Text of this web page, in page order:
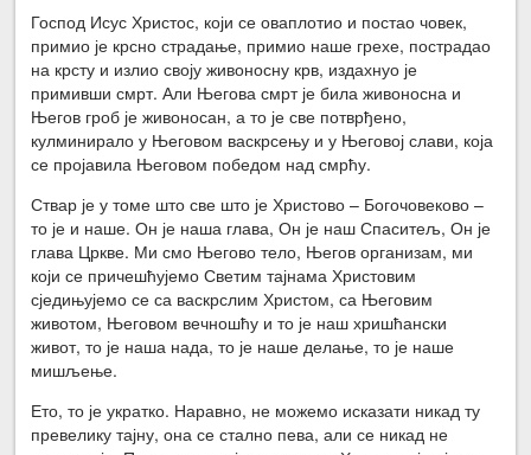
Господ Исус Христос, који се оваплотио и постао човек,
примио је крсно страдање, примио наше грехе, пострадао
на крсту и излио своју живоносну крв, издахнуо је
примивши смрт. Али Његова смрт је била живоносна и
Његов гроб је живоносан, а то је све потврђено,
кулминирало у Његовом васкрсењу и у Његовој слави, која
се пројавила Његовом победом над смрћу.
Ствар је у томе што све што је Христово – Богочовеково –
то је и наше. Он је наша глава, Он је наш Спаситељ, Он је
глава Цркве. Ми смо Његово тело, Његов организам, ми
који се причешћујемо Светим тајнама Христовим
сједињујемо се са васкрслим Христом, са Његовим
животом, Његовом вечношћу и то је наш хришћански
живот, то је наша нада, то је наше делање, то је наше
мишљење.
Ето, то је укратко. Наравно, не можемо исказати никад ту
превелику тајну, она се стално пева, али се никад не